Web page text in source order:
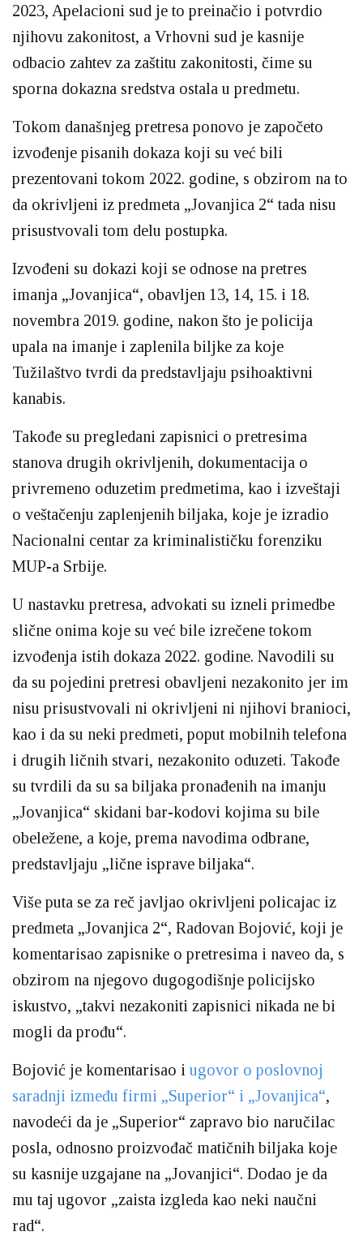
2023, Apelacioni sud je to preinačio i potvrdio
njihovu zakonitost, a Vrhovni sud je kasnije
odbacio zahtev za zaštitu zakonitosti, čime su
sporna dokazna sredstva ostala u predmetu.
Tokom današnjeg pretresa ponovo je započeto
izvođenje pisanih dokaza koji su već bili
prezentovani tokom 2022. godine, s obzirom na to
da okrivljeni iz predmeta „Jovanjica 2“ tada nisu
prisustvovali tom delu postupka.
Izvođeni su dokazi koji se odnose na pretres
imanja „Jovanjica“, obavljen 13, 14, 15. i 18.
novembra 2019. godine, nakon što je policija
upala na imanje i zaplenila biljke za koje
Tužilaštvo tvrdi da predstavljaju psihoaktivni
kanabis.
Takođe su pregledani zapisnici o pretresima
stanova drugih okrivljenih, dokumentacija o
privremeno oduzetim predmetima, kao i izveštaji
o veštačenju zaplenjenih biljaka, koje je izradio
Nacionalni centar za kriminalističku forenziku
MUP-a Srbije.
U nastavku pretresa, advokati su izneli primedbe
slične onima koje su već bile izrečene tokom
izvođenja istih dokaza 2022. godine. Navodili su
da su pojedini pretresi obavljeni nezakonito jer im
nisu prisustvovali ni okrivljeni ni njihovi branioci,
kao i da su neki predmeti, poput mobilnih telefona
i drugih ličnih stvari, nezakonito oduzeti. Takođe
su tvrdili da su sa biljaka pronađenih na imanju
„Jovanjica“ skidani bar-kodovi kojima su bile
obeležene, a koje, prema navodima odbrane,
predstavljaju „lične isprave biljaka“.
Više puta se za reč javljao okrivljeni policajac iz
predmeta „Jovanjica 2“, Radovan Bojović, koji je
komentarisao zapisnike o pretresima i naveo da, s
obzirom na njegovo dugogodišnje policijsko
iskustvo, „takvi nezakoniti zapisnici nikada ne bi
mogli da prođu“.
Bojović je komentarisao i ugovor o poslovnoj
saradnji između firmi „Superior“ i „Jovanjica“,
navodeći da je „Superior“ zapravo bio naručilac
posla, odnosno proizvođač matičnih biljaka koje
su kasnije uzgajane na „Jovanjici“. Dodao je da
mu taj ugovor „zaista izgleda kao neki naučni
rad“.